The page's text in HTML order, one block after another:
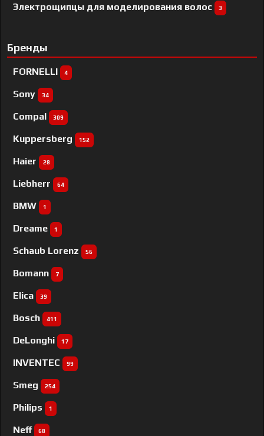
Электрощипцы для моделирования волос 3
Бренды
FORNELLI 4
Sony 34
Compal 309
Kuppersberg 152
Haier 28
Liebherr 64
BMW 1
Dreame 1
Schaub Lorenz 56
Bomann 7
Elica 39
Bosch 411
DeLonghi 17
INVENTEC 99
Smeg 254
Philips 1
Neff 68